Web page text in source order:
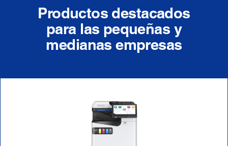
Productos destacados
para las pequeñas y
medianas empresas